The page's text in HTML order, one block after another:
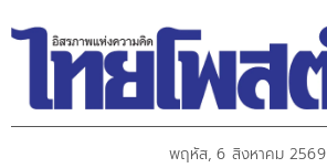
พฤหัส, 6 สิงหาคม 2569